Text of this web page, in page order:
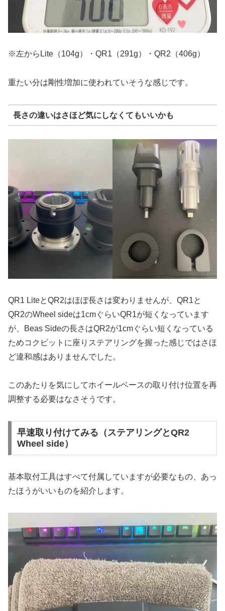
※左からLite（104g）・QR1（291g）・QR2（406g）
重たい分は剛性増加に使われていそうな感じです。
長さの違いはさほど気にしなくてもいいかも
QR1 LiteとQR2はほぼ長さは変わりませんが、QR1と
QR2のWheel sideは1cmぐらいQR1が短くなっています
が、Beas Sideの長さはQR2が1cmぐらい短くなっている
ためコクピットに座りステアリングを握った感じではさほ
ど違和感はありませんでした。
このあたりを気にしてホイールベースの取り付け位置を再
調整する必要はなさそうです。
早速取り付けてみる（ステアリングとQR2
Wheel side）
基本取付工具はすべて付属していますが必要なもの、あっ
たほうがいいものを紹介します。